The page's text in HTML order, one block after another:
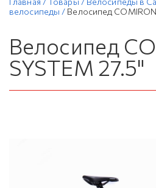
велосипеды / Велосипед
Велосипед
SYSTEM 27.5"